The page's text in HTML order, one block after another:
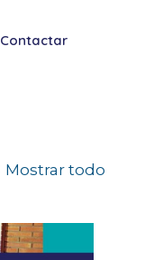
Contactar
Mostrar todo